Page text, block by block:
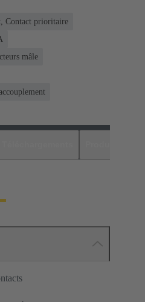
Contact prioritaire
mâle